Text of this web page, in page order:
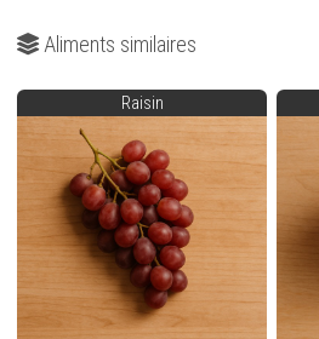
Aliments similaires
Raisin